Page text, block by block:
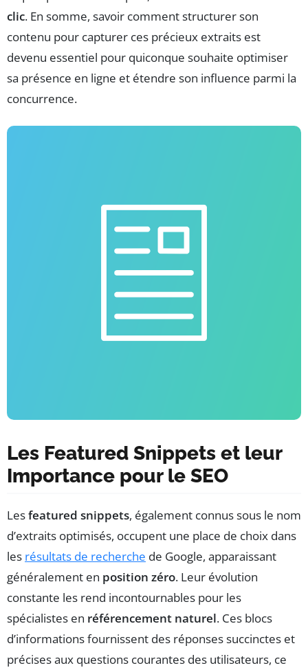
clic. En somme, savoir comment structurer son
contenu pour capturer ces précieux extraits est
devenu essentiel pour quiconque souhaite optimiser
sa présence en ligne et étendre son influence parmi la
concurrence.
Les Featured Snippets et leur
Importance pour le SEO
Lesfeatured snippets, également connus sous le nom
d’extraits optimisés, occupent une place de choix dans
les résultats de recherche de Google, apparaissant
généralement en position zéro. Leur évolution
constante les rend incontournables pour les
spécialistes en référencement naturel. Ces blocs
d’informations fournissent des réponses succinctes et
précises aux questions courantes des utilisateurs, ce